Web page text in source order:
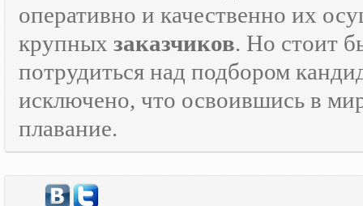
оперативно и качественно их
крупных заказчиков. Но стоит
потрудиться над подбором
исключено, что освоившись в
плавание.